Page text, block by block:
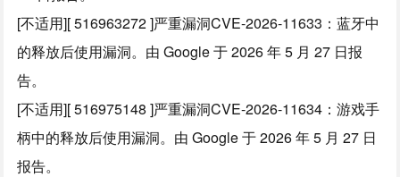
[不适用][ 516963272 ]严重漏洞CVE-2026-11633：蓝牙中
的释放后使用漏洞。由 Google 于 2026 年 5 月 27 日报
告。
[不适用][ 516975148 ]严重漏洞CVE-2026-11634：游戏手
柄中的释放后使用漏洞。由 Google 于 2026 年 5 月 27 日
报告。